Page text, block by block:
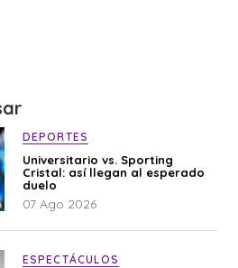
DEPORTES
Universitario vs. Sporting
Cristal: así llegan al esperado
duelo
07 Ago 2026
ESPECTÁCULOS